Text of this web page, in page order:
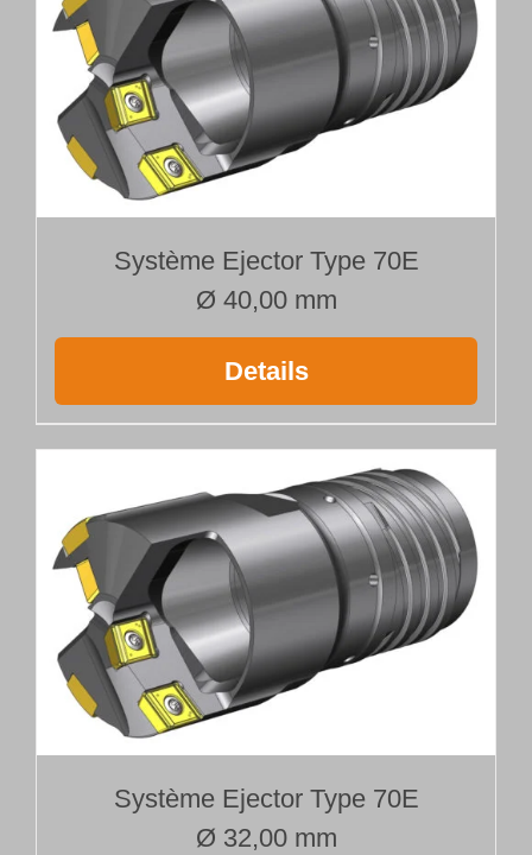
Système Ejector Type 70E
Ø 40,00 mm
Details
Système Ejector Type 70E
Ø 32,00 mm